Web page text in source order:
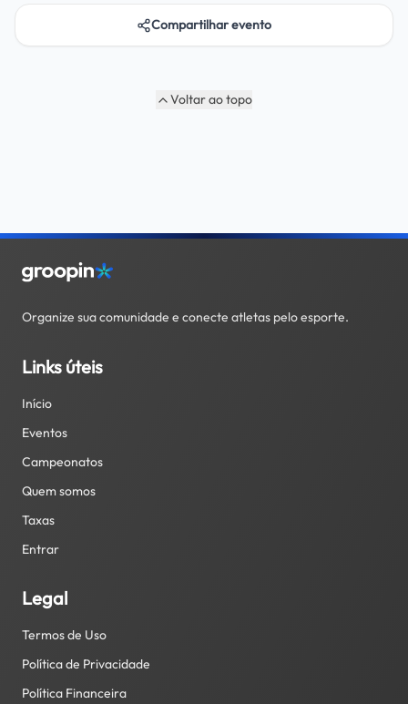
Compartilhar evento
Voltar ao topo
Organize sua comunidade e conecte atletas pelo esporte.
Links úteis
Início
Eventos
Campeonatos
Quem somos
Taxas
Entrar
Legal
Termos de Uso
Política de Privacidade
Política Financeira